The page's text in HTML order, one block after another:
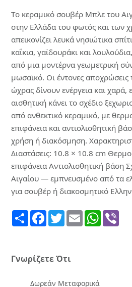
>
ΧΑΡΤΟΠΕΤΣΕΤΕΣ
ΚΑΘΡΕΦΤΑΚΙ
ΜΠΡΕΛΟΚ
ΠΟΤΗΡΙΑ-
ΜΠΟΥΚΑΛΙΑ
ΘΕΡΜΟΣ
ΣΕΛΙΔΟΔΕΙΚΤΗΣ
ΣΗΜΕΙΟΜΑΤΑΡΙΑ
ΣΟΥΒΕΡ
ΣΥΛΛΕΚΤΙΚΑ
ΝΟΜΙΣΜΑΤΑ
ΣΦΗΝΟΠΟΤΗΡΑ
ΤΡΑΠΟΥΛΑ
ΤΣΑΝΤΑ
ΧΙΟΝΟΜΠΑΛΕΣ
ΒΑΛΣΑΜΙΚΟ
Το κεραμικό σουβέρ Μπλε του
στην Ελλάδα του φωτός και των
απεικονίζει λευκά νησιώτικα
καΐκια, γαϊδουράκι και
από μια μοντέρνα γεωμετρική
μωσαϊκό. Οι έντονες αποχρώσεις
ώχρας δίνουν ενέργεια και
αισθητική κάνει το σχέδιο
από ανθεκτικό κεραμικό, με
επιφάνεια και αντιολισθητική
χρήση ή διακόσμηση.
Διαστάσεις: 10.8 × 10.8 cm
επιφάνεια Αντιολισθητική βάση
Αιγαίου — εμπνευσμένο από τα
για σουβέρ ή διακοσμητικό
ShareFacebook
TwitterEmail
Γνωρίζετε Ότι
Δωρεάν Μεταφορικά